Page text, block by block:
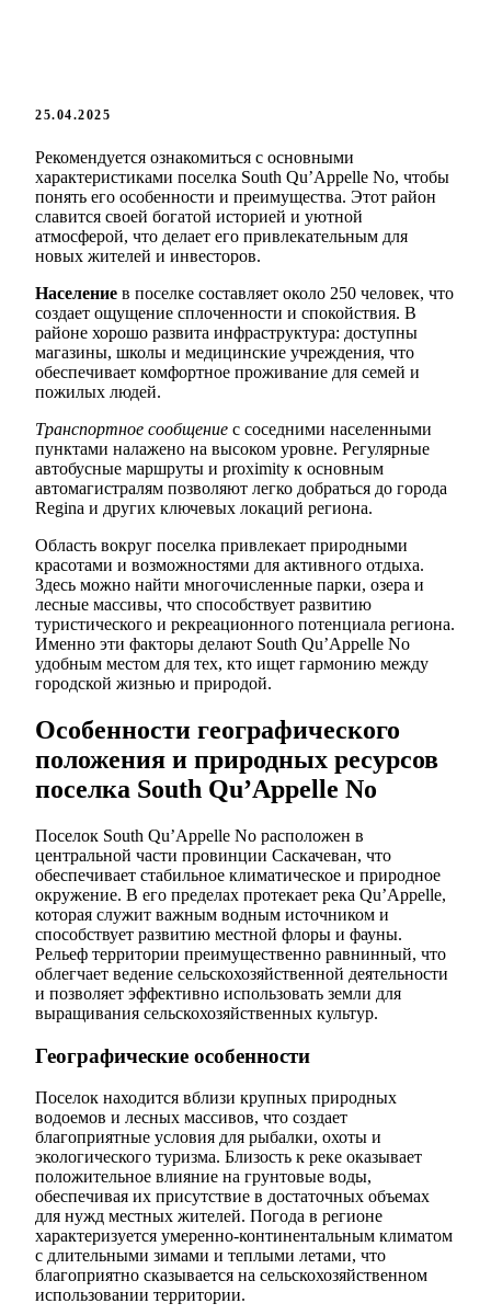
25.04.2025
Рекомендуется ознакомиться с основными
характеристиками поселка South Qu’Appelle No, чтобы
понять его особенности и преимущества. Этот район
славится своей богатой историей и уютной
атмосферой, что делает его привлекательным для
новых жителей и инвесторов.
Население в поселке составляет около 250 человек, что
создает ощущение сплоченности и спокойствия. В
районе хорошо развита инфраструктура: доступны
магазины, школы и медицинские учреждения, что
обеспечивает комфортное проживание для семей и
пожилых людей.
Транспортное сообщение с соседними населенными
пунктами налажено на высоком уровне. Регулярные
автобусные маршруты и proximity к основным
автомагистралям позволяют легко добраться до города
Regina и других ключевых локаций региона.
Область вокруг поселка привлекает природными
красотами и возможностями для активного отдыха.
Здесь можно найти многочисленные парки, озера и
лесные массивы, что способствует развитию
туристического и рекреационного потенциала региона.
Именно эти факторы делают South Qu’Appelle No
удобным местом для тех, кто ищет гармонию между
городской жизнью и природой.
Особенности географического
положения и природных ресурсов
поселка South Qu’Appelle No
Поселок South Qu’Appelle No расположен в
центральной части провинции Саскачеван, что
обеспечивает стабильное климатическое и природное
окружение. В его пределах протекает река Qu’Appelle,
которая служит важным водным источником и
способствует развитию местной флоры и фауны.
Рельеф территории преимущественно равнинный, что
облегчает ведение сельскохозяйственной деятельности
и позволяет эффективно использовать земли для
выращивания сельскохозяйственных культур.
Географические особенности
Поселок находится вблизи крупных природных
водоемов и лесных массивов, что создает
благоприятные условия для рыбалки, охоты и
экологического туризма. Близость к реке оказывает
положительное влияние на грунтовые воды,
обеспечивая их присутствие в достаточных объемах
для нужд местных жителей. Погода в регионе
характеризуется умеренно-континентальным климатом
с длительными зимами и теплыми летами, что
благоприятно сказывается на сельскохозяйственном
использовании территории.